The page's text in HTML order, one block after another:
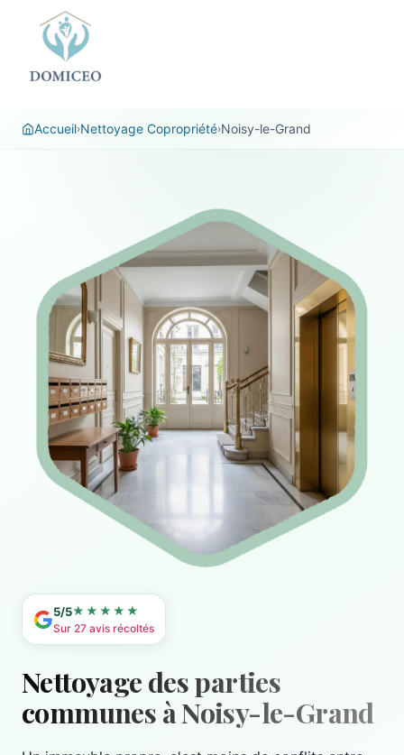
Accueil›Nettoyage Copropriété›Noisy-le-Grand
5/5★★★★★
Sur 27 avis récoltés
Nettoyage des parties
communes à Noisy-le-Grand
Panneau de gestion des cookies